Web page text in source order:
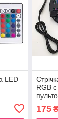
LED
RGB
175